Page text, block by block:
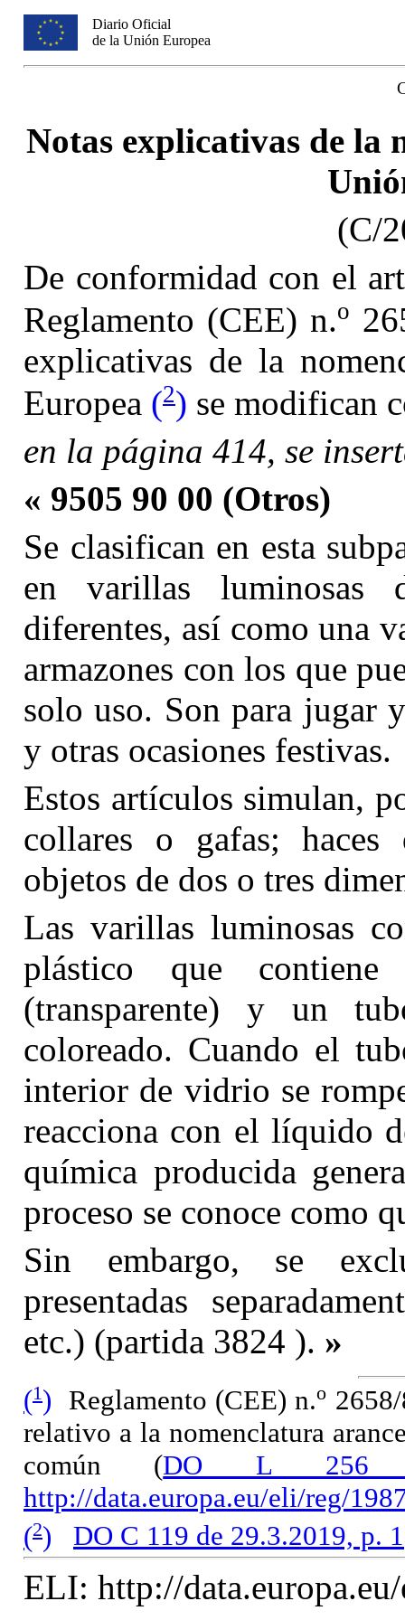
Diario Oficial
de la Unión Europea
Notas explicativas de la
(C/
De conformidad con el
Reglamento (CEE) n.o
explicativas de la
Europea (2) se modifican
en la página 414, se
« 9505 90 00 (Otros)
Se clasifican en esta
en varillas luminosas
diferentes, así como una
armazones con los que
solo uso. Son para jugar
y otras ocasiones festivas.
Estos artículos simulan,
collares o gafas;
objetos de dos o tres
Las varillas luminosas
plástico que
(transparente) y un
coloreado. Cuando el
interior de vidrio se
reacciona con el líquido
química producida
proceso se conoce como
Sin embargo, se
presentadas
etc.) (partida 3824 ). »
(1) Reglamento (CEE) n.o
relativo a la nomenclatura
común (DO L 256
http://data.europa.eu/eli/reg/
(2) DO C 119 de 29.3.2019, p. 1
ELI: http://